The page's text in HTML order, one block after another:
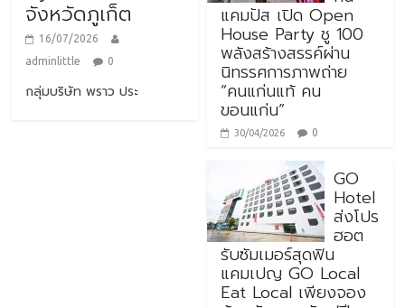
จังหวัดภูเก็ต
16/07/2026
adminlittle
0
กลุ่มบริษัท พราว ประ
แคมปัส เปิด Open
House Party ชู 100
พลังสร้างสรรค์ผ่าน
นิทรรศการภาพถ่าย
“คนแก่นแท้ คน
ขอนแก่น”
30/04/2026 0
GO
Hotel
ส่งโปร
ฮอต
รับซัมเมอร์สุดฟิน
แคมเปญ GO Local
Eat Local เพียงจอง